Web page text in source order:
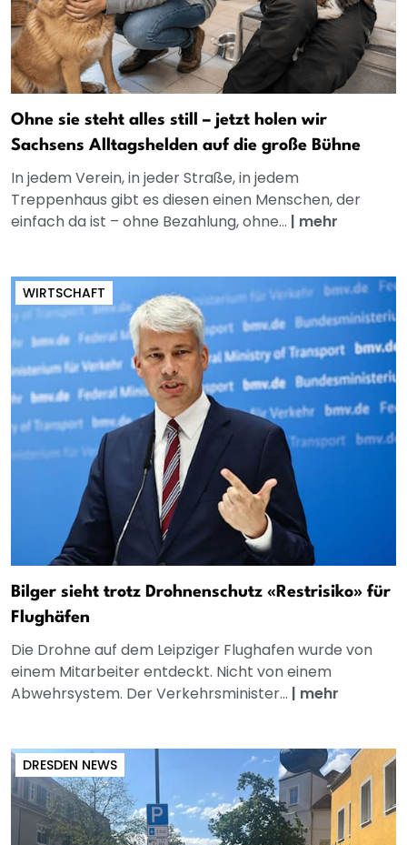
Ohne sie steht alles still – jetzt holen wir
Sachsens Alltagshelden auf die große Bühne
In jedem Verein, in jeder Straße, in jedem
Treppenhaus gibt es diesen einen Menschen, der
einfach da ist – ohne Bezahlung, ohne... | mehr
WIRTSCHAFT
Bilger sieht trotz Drohnenschutz «Restrisiko» für
Flughäfen
Die Drohne auf dem Leipziger Flughafen wurde von
einem Mitarbeiter entdeckt. Nicht von einem
Abwehrsystem. Der Verkehrsminister... | mehr
DRESDEN NEWS